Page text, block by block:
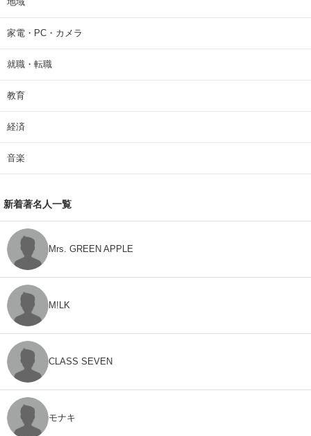
家電・PC・カメラ
就職・転職
教育
経済
音楽
新着著名人一覧
Mrs. GREEN APPLE
M!LK
CLASS SEVEN
モナキ